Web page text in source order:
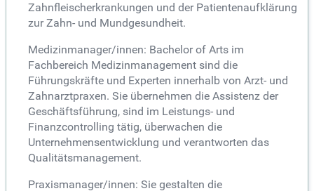
Zahnfleischerkrankungen und der Patientenaufklärung
zur Zahn- und Mundgesundheit.
Medizinmanager/innen: Bachelor of Arts im
Fachbereich Medizinmanagement sind die
Führungskräfte und Experten innerhalb von Arzt- und
Zahnarztpraxen. Sie übernehmen die Assistenz der
Geschäftsführung, sind im Leistungs- und
Finanzcontrolling tätig, überwachen die
Unternehmensentwicklung und verantworten das
Qualitätsmanagement.
Praxismanager/innen: Sie gestalten die